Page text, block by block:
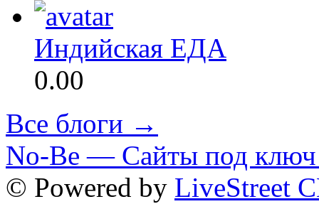
Индийская ЕДА
0.00
Все блоги →
No-Be — Сайты под ключ
© Powered by LiveStreet